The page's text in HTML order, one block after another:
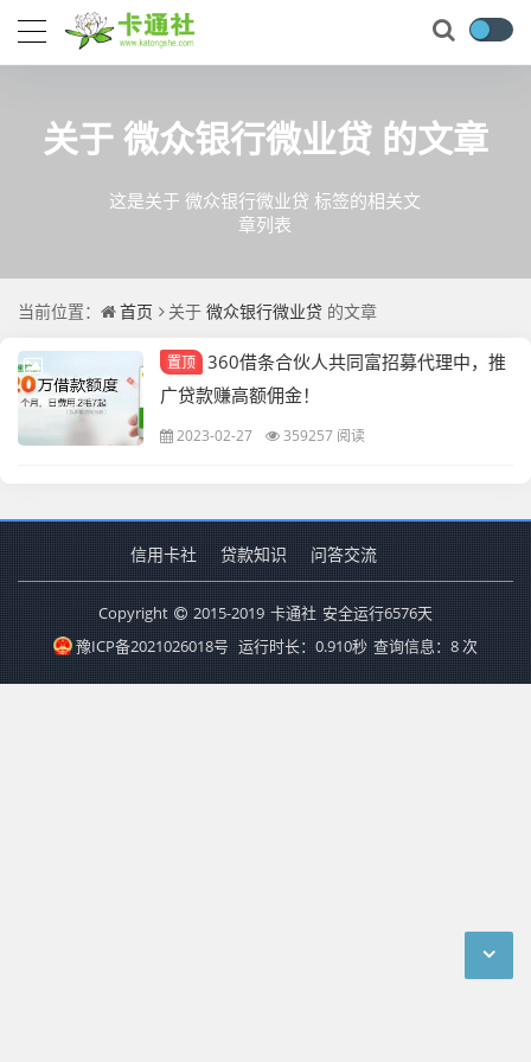
关于微众银行微业贷 的文章
这是关于 微众银行微业贷 标签的相关文
章列表
当前位置： 首页 关于 微众银行微业贷 的文章
置顶 360借条合伙人共同富招募代理中，推
广贷款赚高额佣金！
2023-02-27 359257 阅读
信用卡社 贷款知识 问答交流
Copyright 2015-2019 卡通社 安全运行6576天
豫ICP备2021026018号 运行时长：0.910秒 查询信息：8 次